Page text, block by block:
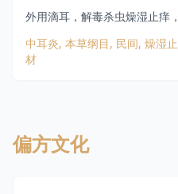
外用滴耳，解毒杀虫燥湿止痒
中耳炎, 本草纲目, 民间, 燥湿
材
偏方文化